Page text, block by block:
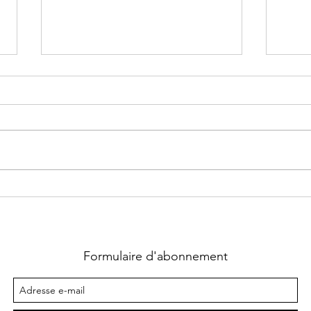
À Rocamadour, la
NOUVEAU
Formulaire d'abonnement